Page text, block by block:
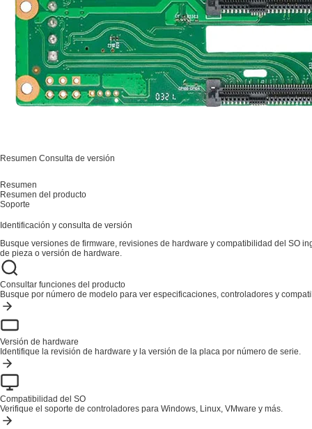
Resumen Consulta de versión
Resumen
Resumen del producto
Soporte
Identificación y consulta de versión
Busque versiones de firmware, revisiones de hardware y compatibilidad del SO
de pieza o versión de hardware.
Consultar funciones del producto
Busque por número de modelo para ver especificaciones, controladores y
Versión de hardware
Identifique la revisión de hardware y la versión de la placa por número de serie.
Compatibilidad del SO
Verifique el soporte de controladores para Windows, Linux, VMware y más.